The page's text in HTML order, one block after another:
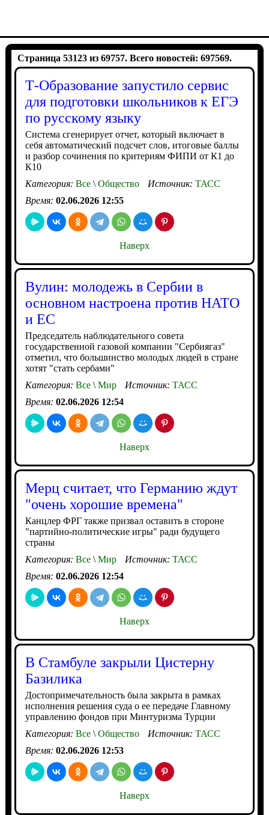
Страница 53123 из 69757. Всего новостей: 697569.
Т-Образование запустило сервис
для подготовки школьников к ЕГЭ
по русскому языку
Система сгенерирует отчет, который включает в
себя автоматический подсчет слов, итоговые баллы
и разбор сочинения по критериям ФИПИ от К1 до
К10
Категория: Все\Общество Источник: ТАСС
Время: 02.06.2026 12:55
Наверх
Вулин: молодежь в Сербии в
основном настроена против НАТО
и ЕС
Председатель наблюдательного совета
государственной газовой компании "Сербиягаз"
отметил, что большинство молодых людей в стране
хотят "стать сербами"
Категория: Все\Мир Источник: ТАСС
Время: 02.06.2026 12:54
Наверх
Мерц считает, что Германию ждут
"очень хорошие времена"
Канцлер ФРГ также призвал оставить в стороне
"партийно-политические игры" ради будущего
страны
Категория: Все\Мир Источник: ТАСС
Время: 02.06.2026 12:54
Наверх
В Стамбуле закрыли Цистерну
Базилика
Достопримечательность была закрыта в рамках
исполнения решения суда о ее передаче Главному
управлению фондов при Минтуризма Турции
Категория: Все\Общество Источник: ТАСС
Время: 02.06.2026 12:53
Наверх